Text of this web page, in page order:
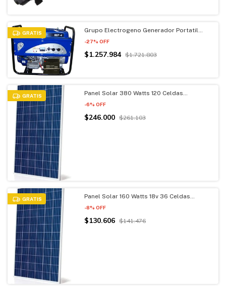
GRATIS
Grupo Electrogeno Generador Portatil
-27% OFF
$1.257.984 $1.721.803
GRATIS
Panel Solar 380 Watts 120 Celdas
-6% OFF
$246.000 $261.103
GRATIS
Panel Solar 160 Watts 18v 36 Celdas
-8% OFF
$130.606 $141.476